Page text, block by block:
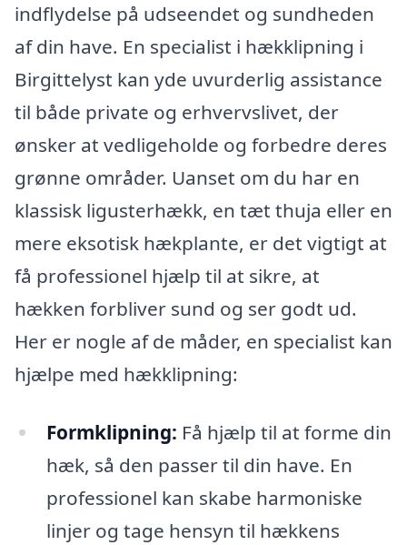
indflydelse på udseendet og sundheden
af din have. En specialist i hækklipning i
Birgittelyst kan yde uvurderlig assistance
til både private og erhvervslivet, der
ønsker at vedligeholde og forbedre deres
grønne områder. Uanset om du har en
klassisk ligusterhækk, en tæt thuja eller en
mere eksotisk hækplante, er det vigtigt at
få professionel hjælp til at sikre, at
hækken forbliver sund og ser godt ud.
Her er nogle af de måder, en specialist kan
hjælpe med hækklipning:
Formklipning: Få hjælp til at forme din
hæk, så den passer til din have. En
professionel kan skabe harmoniske
linjer og tage hensyn til hækkens